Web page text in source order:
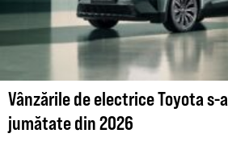
Vânzările de electrice Toyota
jumătate din 2026